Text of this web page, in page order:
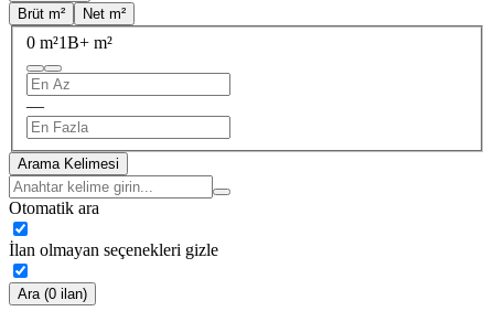
Brüt m²
Net m²
0 m²1B+ m²
—
Arama Kelimesi
Otomatik ara
İlan olmayan seçenekleri gizle
Ara (0 ilan)